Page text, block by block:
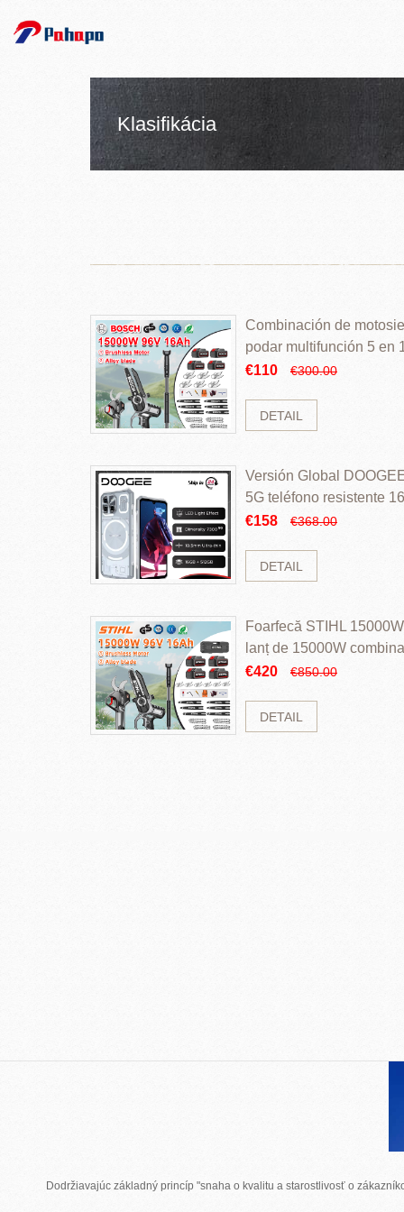
Klasifikácia
Combinación de
podar multifunción 5 en
€110
€300.00
DETAIL
Versión Global
5G teléfono resistente
ROM Mediatek
€158 €368.00
DETAIL
Foarfecă STIHL
lanț de 15000W
perii și baterie cu li
€420 €850.00
DETAIL
Dodržiavajúc základný princíp "snaha o kvalitu a starostlivosť o